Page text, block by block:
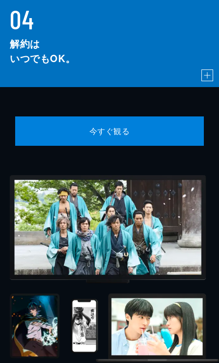
04
解約は
いつでもOK。
今すぐ観る